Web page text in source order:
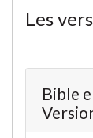
Les
Bible